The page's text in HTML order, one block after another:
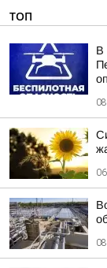
ТОП
В